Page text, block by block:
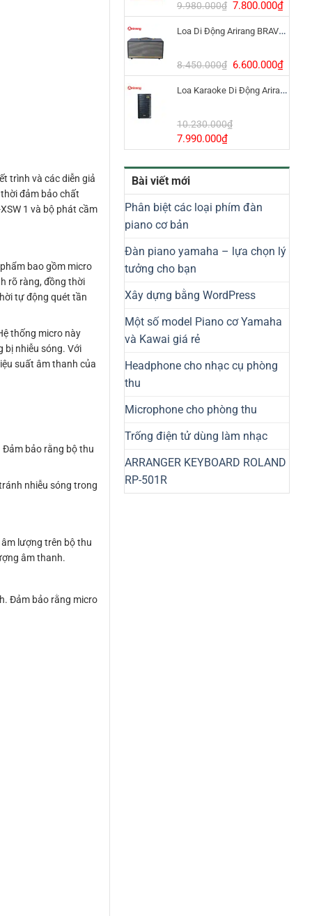
8.800.000₫.
9.980.000₫ Giá
gốc
là:
7.800.000₫Giá
hiện
tại
Loa Di Động Arirang BRAVO 8 800W Có Micro
8.450.000₫ Giá
gốc
là:
6.600.000₫Giá
hiện
tại
Loa Karaoke Di Động Arirang EDGE-X Model I
10.230.000₫
Giá
gốc
là:
10.230.000₫.
7.990.000₫Giá
hiện
tại
7.990.000₫.
Bài viết mới
Phân biệt các loại phím đàn
piano cơ bản
Đàn piano yamaha – lựa chọn lý
tưởng cho bạn
Xây dựng bằng WordPress
Một số model Piano cơ Yamaha
và Kawai giá rẻ
Headphone cho nhạc cụ phòng
thu
Microphone cho phòng thu
Trống điện tử dùng làm nhạc
ARRANGER KEYBOARD ROLAND
RP-501R
trình và các diễn giả
đảm bảo chất
1 và bộ phát cầm
bao gồm micro
rõ ràng, đồng thời
tự động quét tần
thống micro này
bị nhiễu sóng. Với
suất âm thanh của
Đảm bảo rằng bộ thu
nhiễu sóng trong
lượng trên bộ thu
âm thanh.
Đảm bảo rằng micro